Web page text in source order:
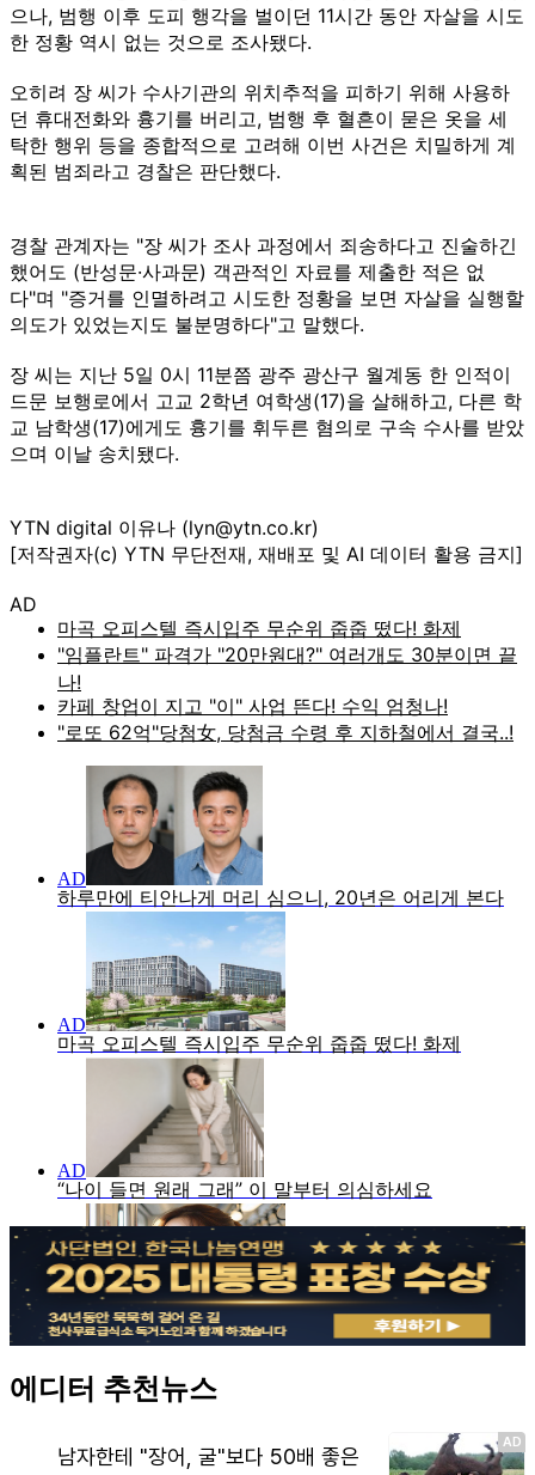
으나, 범행 이후 도피 행각을 벌이던 11시간 동안 자살을 시도
한 정황 역시 없는 것으로 조사됐다.
오히려 장 씨가 수사기관의 위치추적을 피하기 위해 사용하
던 휴대전화와 흉기를 버리고, 범행 후 혈흔이 묻은 옷을 세
탁한 행위 등을 종합적으로 고려해 이번 사건은 치밀하게 계
획된 범죄라고 경찰은 판단했다.
경찰 관계자는 "장 씨가 조사 과정에서 죄송하다고 진술하긴
했어도 (반성문·사과문) 객관적인 자료를 제출한 적은 없
다"며 "증거를 인멸하려고 시도한 정황을 보면 자살을 실행할
의도가 있었는지도 불분명하다"고 말했다.
장 씨는 지난 5일 0시 11분쯤 광주 광산구 월계동 한 인적이
드문 보행로에서 고교 2학년 여학생(17)을 살해하고, 다른 학
교 남학생(17)에게도 흉기를 휘두른 혐의로 구속 수사를 받았
으며 이날 송치됐다.
YTN digital 이유나 (lyn@ytn.co.kr)
[저작권자(c) YTN 무단전재, 재배포 및 AI 데이터 활용 금지]
AD
에디터 추천뉴스